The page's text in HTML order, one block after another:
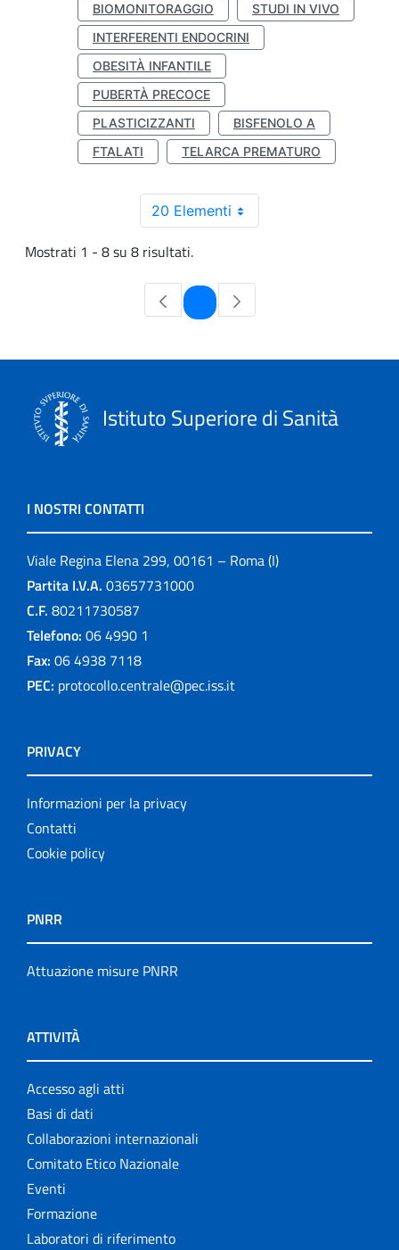
BIOMONITORAGGIO
STUDI IN VIVO
INTERFERENTI ENDOCRINI
OBESITÀ INFANTILE
PUBERTÀ PRECOCE
PLASTICIZZANTI
BISFENOLO A
FTALATI
TELARCA PREMATURO
20 Elementi
Mostrati 1 - 8 su 8 risultati.
Pagina
Istituto Superiore di Sanità
I NOSTRI CONTATTI
Viale Regina Elena 299, 00161 – Roma (I)
Partita I.V.A. 03657731000
C.F. 80211730587
Telefono: 06 4990 1
Fax: 06 4938 7118
PEC: protocollo.centrale@pec.iss.it
PRIVACY
Informazioni per la privacy
Contatti
Cookie policy
PNRR
Attuazione misure PNRR
ATTIVITÀ
Accesso agli atti
Basi di dati
Collaborazioni internazionali
Comitato Etico Nazionale
Eventi
Formazione
Laboratori di riferimento